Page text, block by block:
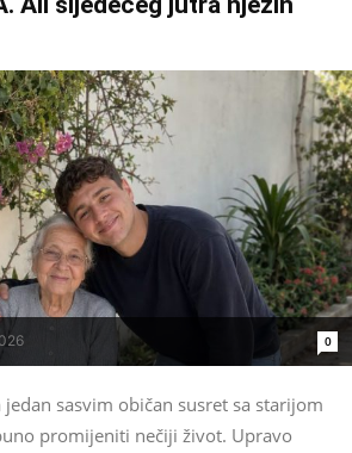
0
sasvim običan susret sa starijom
promijeniti nečiji život. Upravo